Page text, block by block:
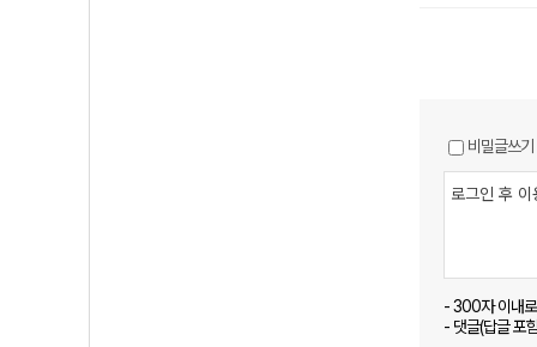
비밀글쓰기
- 300자 이내
- 댓글(답글 포